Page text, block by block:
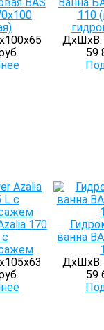
110
ДхШхВ:
59
170
ванна
ДхШхВ:
59